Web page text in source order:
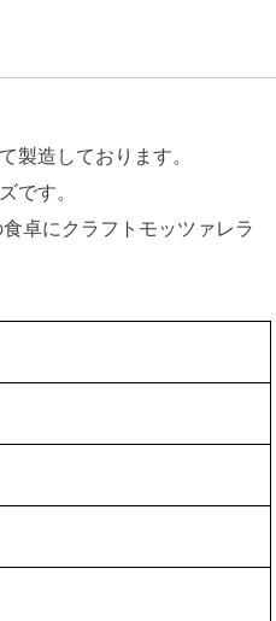
造しております。
です。
卓にクラフトモッツァレラ